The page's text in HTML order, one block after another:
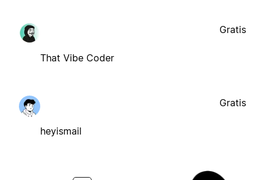
That Vibe Coder
Gratis
heyismail
Gratis